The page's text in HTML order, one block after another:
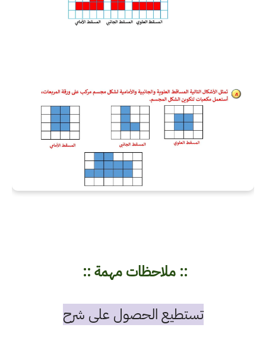
:: ملاحظات مهمة ::
تستطيع الحصول على شرح